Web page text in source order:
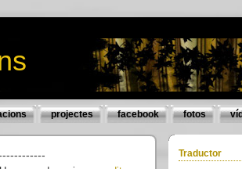
projectes facebook fotos
Traductor